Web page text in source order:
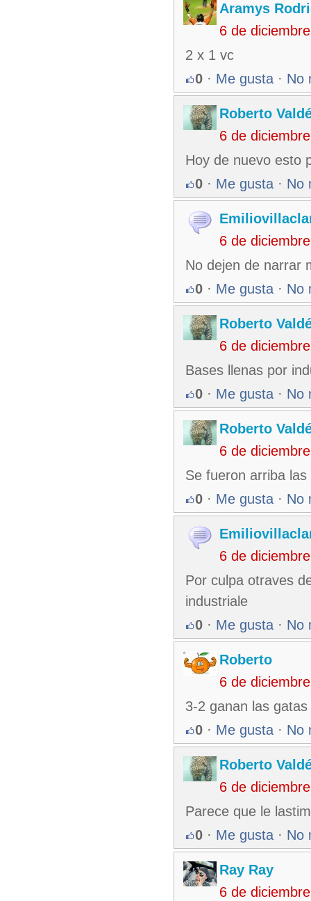
Aramys
6 de
2 x 1 vc
0 · Me gusta · No
Roberto
6 de
Hoy de nuevo esto
0 · Me gusta · No
6 de
No dejen de narrar
0 · Me gusta · No
Roberto
6 de
Bases llenas por
0 · Me gusta · No
Roberto
6 de
Se fueron arriba
0 · Me gusta · No
6 de
Por culpa otraves
industriale
0 · Me gusta · No
Roberto
6 de
3-2 ganan las
0 · Me gusta · No
Roberto
6 de
Parece que le
0 · Me gusta · No
Ray Ray
6 de